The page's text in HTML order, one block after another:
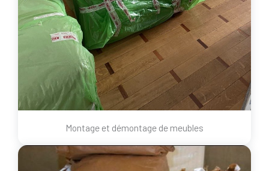
Montage et démontage de meubles